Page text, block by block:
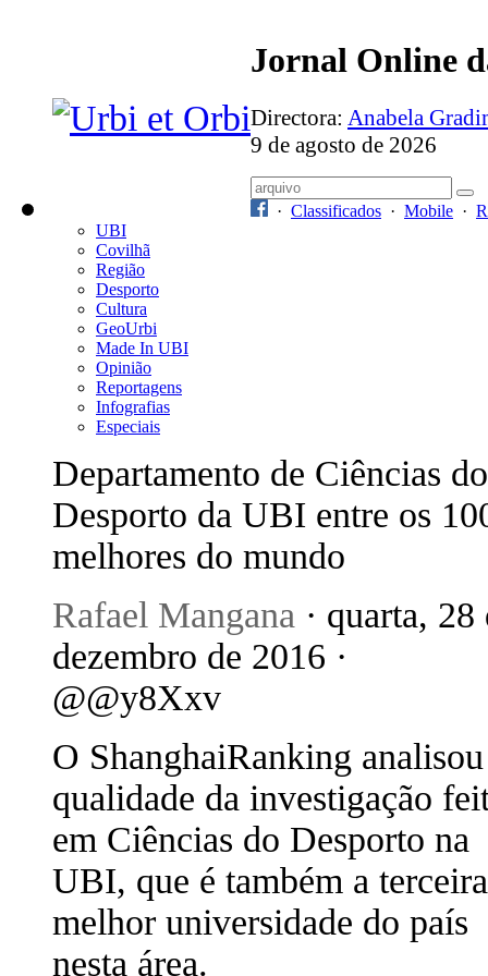
Jornal Online
Directora: Anabela
9 de agosto de 2026
· Classificados · Mobile ·
UBI
Covilhã
Região
Desporto
Cultura
GeoUrbi
Made In UBI
Opinião
Reportagens
Infografias
Especiais
Departamento de Ciências do
Desporto da UBI entre os
melhores do mundo
Rafael Mangana · quarta, 28
dezembro de 2016 ·
@@y8Xxv
O ShanghaiRanking analisou
qualidade da investigação
em Ciências do Desporto na
UBI, que é também a terceira
melhor universidade do país
nesta área.